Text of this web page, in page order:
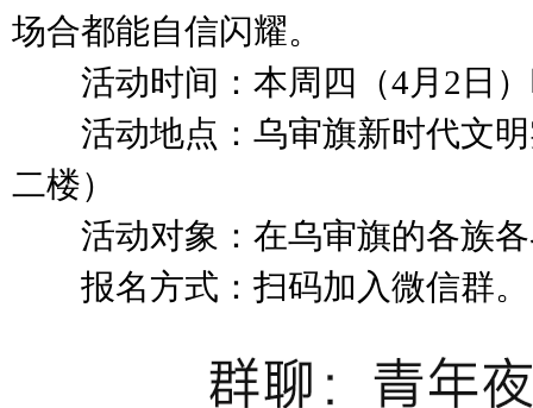
场合都能自信闪耀。
活动时间：本周四（4月2日）
活动地点：乌审旗新时代文明
二楼）
活动对象：在乌审旗的各族各
报名方式：扫码加入微信